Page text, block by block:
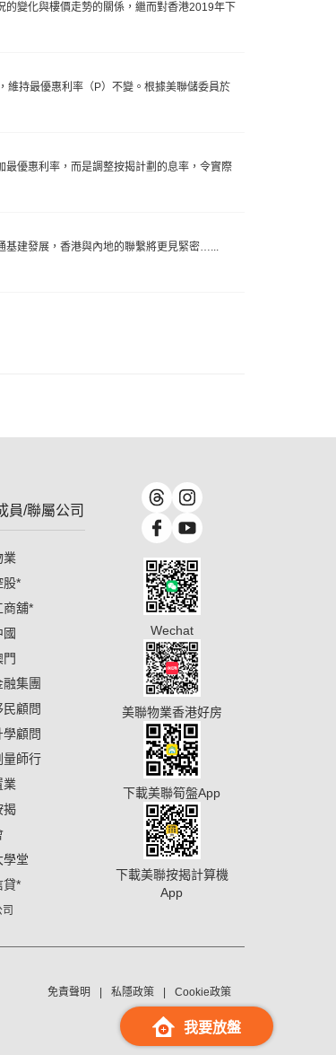
變化與樓價走勢的關係，繼而對香港2019年下
維持最優惠利率（P）不變。根據美聯儲委員於
優惠利率，而是調整按揭計劃的息率，令實際
基建發展，香港與內地的聯繫將更見緊密…...
我要放盤
員/聯屬公司
業
股*
商舖*
國
門
集團
顧問
顧問
量師行
業
揭
學堂
貸*
Wechat
美聯物業香港好房
下載美聯筍盤App
下載美聯按揭計算機
App
免責聲明 私隱政策 Cookie政策